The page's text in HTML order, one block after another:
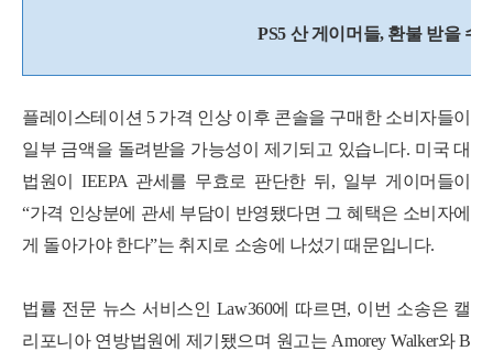
PS5 산 게이머들, 환불 받을 수
플레이스테이션 5 가격 인상 이후 콘솔을 구매한 소비자들이
일부 금액을 돌려받을 가능성이 제기되고 있습니다. 미국 대
법원이 IEEPA 관세를 무효로 판단한 뒤, 일부 게이머들이
“가격 인상분에 관세 부담이 반영됐다면 그 혜택은 소비자에
게 돌아가야 한다”는 취지로 소송에 나섰기 때문입니다.
법률 전문 뉴스 서비스인 Law360에 따르면, 이번 소송은 캘
리포니아 연방법원에 제기됐으며 원고는 Amorey Walker와 B